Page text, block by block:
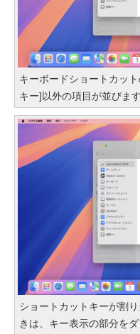
キーボードショートカッ
キー]以外の項目が並びます
ショートカットキーが割
きは、キー表示の部分を